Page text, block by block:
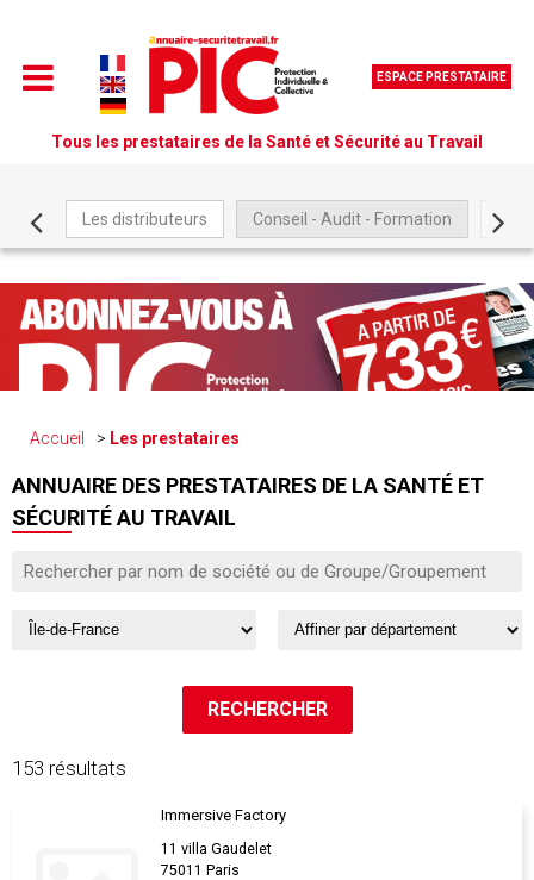
ESPACE PRESTATAIRE
Tous les prestataires de la Santé et Sécurité au Travail
Les distributeurs Conseil - Audit - Formation Être
Accueil Les prestataires
ANNUAIRE DES PRESTATAIRES DE LA SANTÉ ET
SÉCURITÉ AU TRAVAIL
153 résultats
Immersive Factory
11 villa Gaudelet
75011 Paris